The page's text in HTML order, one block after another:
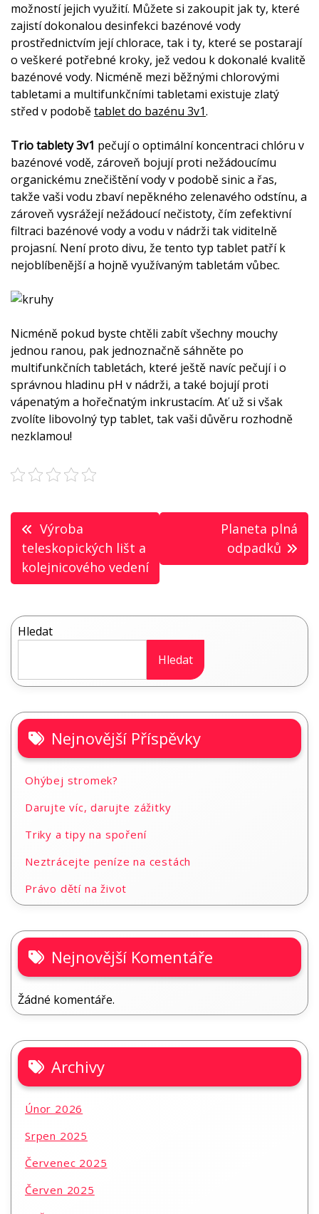
možností jejich využití. Můžete si zakoupit jak ty, které
zajistí dokonalou desinfekci bazénové vody
prostřednictvím její chlorace, tak i ty, které se postarají
o veškeré potřebné kroky, jež vedou k dokonalé kvalitě
bazénové vody. Nicméně mezi běžnými chlorovými
tabletami a multifunkčními tabletami existuje zlatý
střed v podobětablet do bazénu 3v1.
Trio tablety 3v1 pečují o optimální koncentraci chlóru v
bazénové vodě, zároveň bojují proti nežádoucímu
organickému znečištění vody v podobě sinic a řas,
takže vaši vodu zbaví nepěkného zelenavého odstínu, a
zároveň vysrážejí nežádoucí nečistoty, čím zefektivní
filtraci bazénové vody a vodu v nádrži tak viditelně
projasní. Není proto divu, že tento typ tablet patří k
nejoblíbenější a hojně využívaným tabletám vůbec.
Nicméně pokud byste chtěli zabít všechny mouchy
jednou ranou, pak jednoznačně sáhněte po
multifunkčních tabletách, které ještě navíc pečují i o
správnou hladinu pH v nádrži, a také bojují proti
vápenatým a hořečnatým inkrustacím. Ať už si však
zvolíte libovolný typ tablet, tak vaši důvěru rozhodně
nezklamou!
Navigace
pro
příspěvek
Výroba
teleskopických lišt a
kolejnicového vedení
Planeta plná
odpadků
Hledat
Hledat
Nejnovější Příspěvky
Ohýbej stromek?
Darujte víc, darujte zážitky
Triky a tipy na spoření
Neztrácejte peníze na cestách
Právo dětí na život
Nejnovější Komentáře
Žádné komentáře.
Archivy
Únor 2026
Srpen 2025
Červenec 2025
Červen 2025